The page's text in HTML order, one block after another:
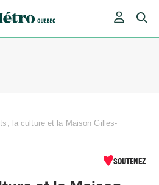
la culture et la Maison Gilles-
SOUTENEZ